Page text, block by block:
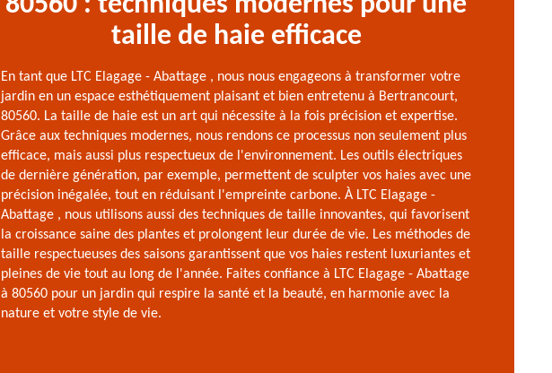
taille de haie efficace
En tant que LTC Elagage - Abattage , nous nous engageons à transformer votre
jardin en un espace esthétiquement plaisant et bien entretenu à Bertrancourt,
80560. La taille de haie est un art qui nécessite à la fois précision et expertise.
Grâce aux techniques modernes, nous rendons ce processus non seulement plus
efficace, mais aussi plus respectueux de l'environnement. Les outils électriques
de dernière génération, par exemple, permettent de sculpter vos haies avec une
précision inégalée, tout en réduisant l'empreinte carbone. À LTC Elagage -
Abattage , nous utilisons aussi des techniques de taille innovantes, qui favorisent
la croissance saine des plantes et prolongent leur durée de vie. Les méthodes de
taille respectueuses des saisons garantissent que vos haies restent luxuriantes et
pleines de vie tout au long de l'année. Faites confiance à LTC Elagage - Abattage
à 80560 pour un jardin qui respire la santé et la beauté, en harmonie avec la
nature et votre style de vie.